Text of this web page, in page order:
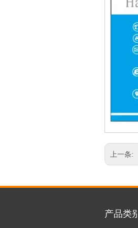
上一条:
产品类